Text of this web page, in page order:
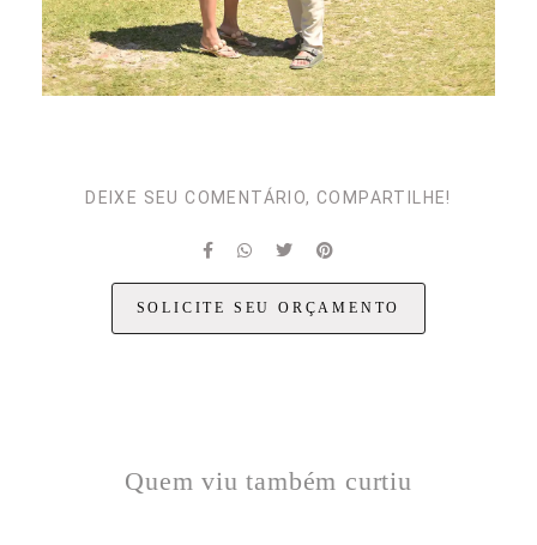
DEIXE SEU COMENTÁRIO, COMPARTILHE!
SOLICITE SEU ORÇAMENTO
Quem viu também curtiu